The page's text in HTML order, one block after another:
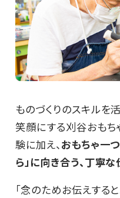
ものづくりのスキルを
笑顔にする刈谷おもち
験に加え、 おもちゃ一つ
ら」に向き合う、丁寧
「念のためお伝えする